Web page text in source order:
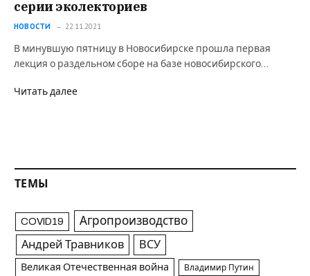
серии эколекториев
НОВОСТИ 22.11.2021
В минувшую пятницу в Новосибирске прошла первая
лекция о раздельном сборе на базе новосибирского…
Читать далее
ТЕМЫ
COVID19 Агропроизводство
Андрей Травников ВСУ
Великая Отечественная война Владимир Путин